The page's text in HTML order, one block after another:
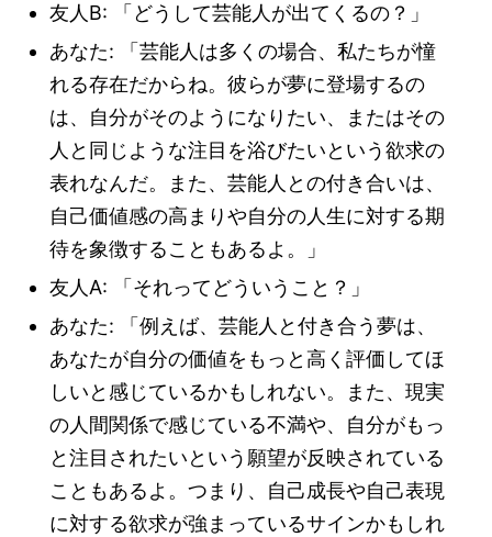
友人B: 「どうして芸能人が出てくるの？」
あなた: 「芸能人は多くの場合、私たちが憧
れる存在だからね。彼らが夢に登場するの
は、自分がそのようになりたい、またはその
人と同じような注目を浴びたいという欲求の
表れなんだ。また、芸能人との付き合いは、
自己価値感の高まりや自分の人生に対する期
待を象徴することもあるよ。」
友人A: 「それってどういうこと？」
あなた: 「例えば、芸能人と付き合う夢は、
あなたが自分の価値をもっと高く評価してほ
しいと感じているかもしれない。また、現実
の人間関係で感じている不満や、自分がもっ
と注目されたいという願望が反映されている
こともあるよ。つまり、自己成長や自己表現
に対する欲求が強まっているサインかもしれ